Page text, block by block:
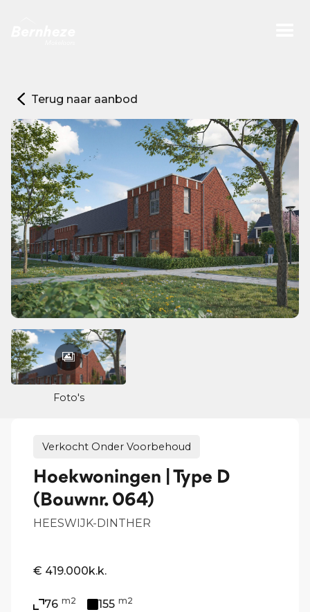
Terug naar aanbod
Foto's
Verkocht Onder Voorbehoud
Hoekwoningen | Type D
(Bouwnr. 064)
HEESWIJK-DINTHER
€ 419.000k.k.
76 m2 155 m2